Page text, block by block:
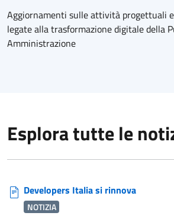
Aggiornamenti sulle attività progettuali
legate alla trasformazione digitale della
Amministrazione
Esplora tutte le
Developers Italia si rinnova
NOTIZIA